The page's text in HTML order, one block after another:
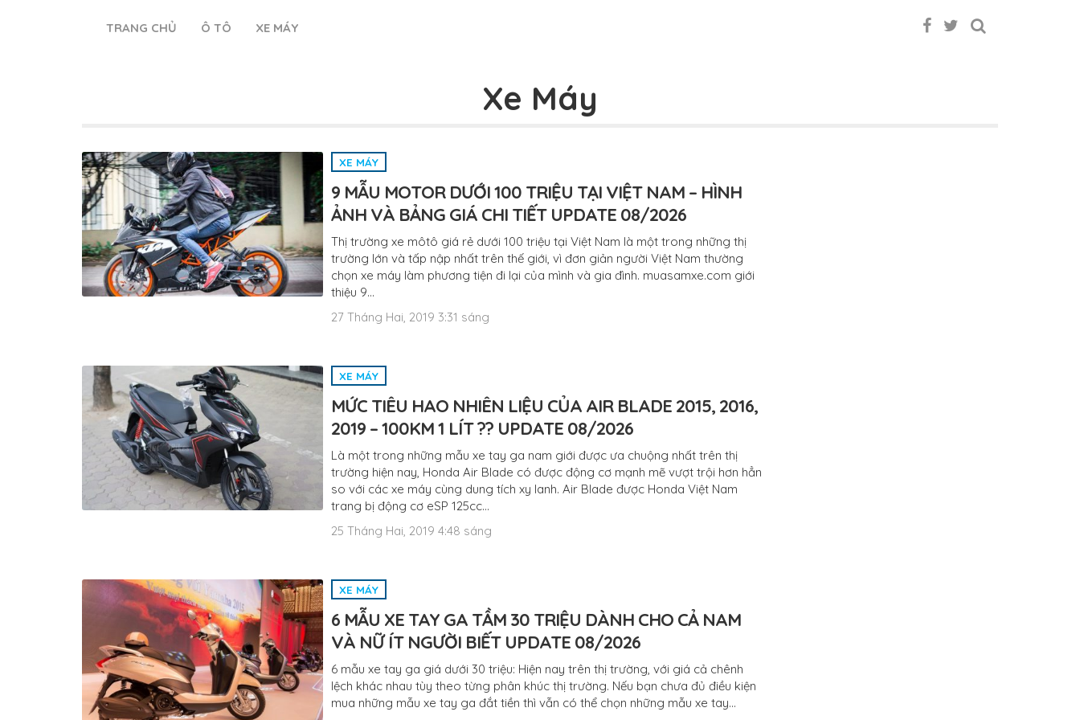
TRANG CHỦ Ô TÔ XE MÁY
Xe Máy
XE MÁY
9 MẪU MOTOR DƯỚI 100 TRIỆU TẠI VIỆT NAM – HÌNH
ẢNH VÀ BẢNG GIÁ CHI TIẾT UPDATE 08/2026
Thị trường xe môtô giá rẻ dưới 100 triệu tại Việt Nam là một trong những thị
trường lớn và tấp nập nhất trên thế giới, vì đơn giản người Việt Nam thường
chọn xe máy làm phương tiện đi lại của mình và gia đình. muasamxe.com giới
thiệu 9…
27 Tháng Hai, 2019 3:31 sáng
XE MÁY
MỨC TIÊU HAO NHIÊN LIỆU CỦA AIR BLADE 2015, 2016,
2019 – 100KM 1 LÍT ?? UPDATE 08/2026
Là một trong những mẫu xe tay ga nam giới được ưa chuộng nhất trên thị
trường hiện nay, Honda Air Blade có được động cơ mạnh mẽ vượt trội hơn hẳn
so với các xe máy cùng dung tích xy lanh. Air Blade được Honda Việt Nam
trang bị động cơ eSP 125cc…
25 Tháng Hai, 2019 4:48 sáng
XE MÁY
6 MẪU XE TAY GA TẦM 30 TRIỆU DÀNH CHO CẢ NAM
VÀ NỮ ÍT NGƯỜI BIẾT UPDATE 08/2026
6 mẫu xe tay ga giá dưới 30 triệu: Hiện nay trên thị trường, với giá cả chênh
lệch khác nhau tùy theo từng phân khúc thị trường. Nếu bạn chưa đủ điều kiện
mua những mẫu xe tay ga đắt tiền thì vẫn có thể chọn những mẫu xe tay…